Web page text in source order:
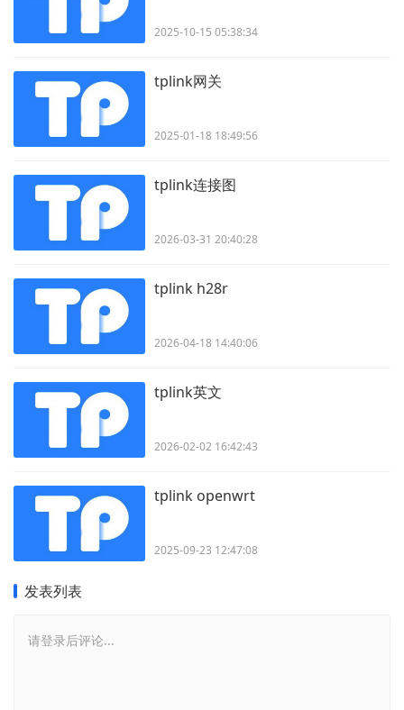
2025-10-15 05:38:34
tplink网关
2025-01-18 18:49:56
tplink连接图
2026-03-31 20:40:28
tplink h28r
2026-04-18 14:40:06
tplink英文
2026-02-02 16:42:43
tplink openwrt
2025-09-23 12:47:08
发表列表
请登录后评论...